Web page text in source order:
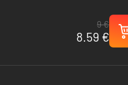
9 €
8.59 €